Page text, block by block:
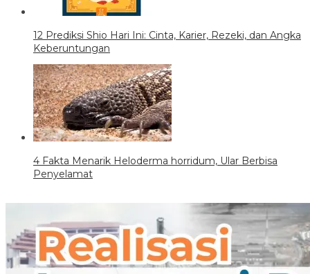
12 Prediksi Shio Hari Ini: Cinta, Karier, Rezeki, dan Angka
Keberuntungan
4 Fakta Menarik Heloderma horridum, Ular Berbisa
Penyelamat